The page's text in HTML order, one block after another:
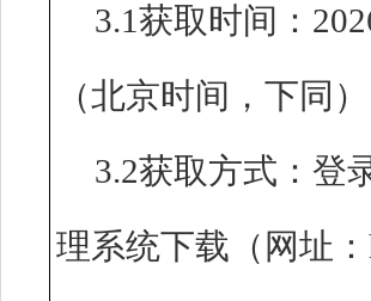
3.1获取时间：
（北京时间，下同）
3.2获取方式：登
理系统下载（网址：